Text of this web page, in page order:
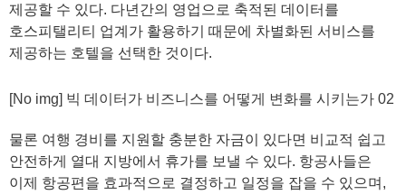
제공할 수 있다. 다년간의 영업으로 축적된 데이터를
호스피탤리티 업계가 활용하기 때문에 차별화된 서비스를
제공하는 호텔을 선택한 것이다.
[No img] 빅 데이터가 비즈니스를 어떻게 변화를 시키는가 02
물론 여행 경비를 지원할 충분한 자금이 있다면 비교적 쉽고
안전하게 열대 지방에서 휴가를 보낼 수 있다. 항공사들은
이제 항공편을 효과적으로 결정하고 일정을 잡을 수 있으며,